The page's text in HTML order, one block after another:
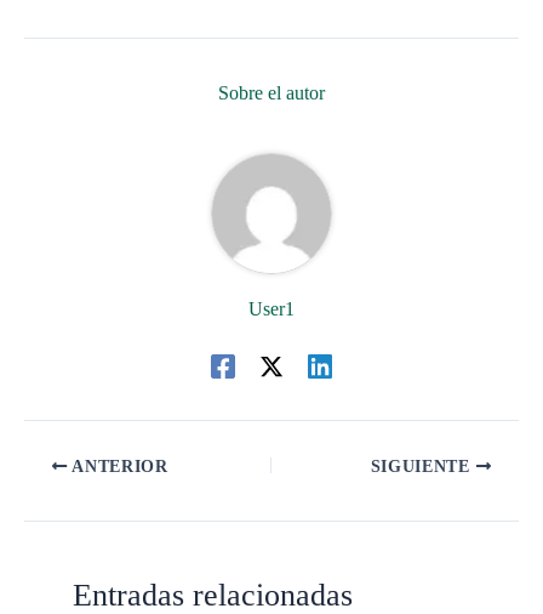
Sobre el autor
User1
ANTERIOR SIGUIENTE
Entradas relacionadas